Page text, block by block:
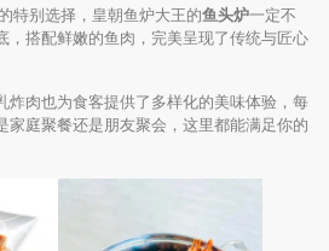
特别选择，皇朝鱼炉大王的鱼头炉一定不
，搭配鲜嫩的鱼肉，完美呈现了传统与匠心
炸肉也为食客提供了多样化的美味体验，每
家庭聚餐还是朋友聚会，这里都能满足你的